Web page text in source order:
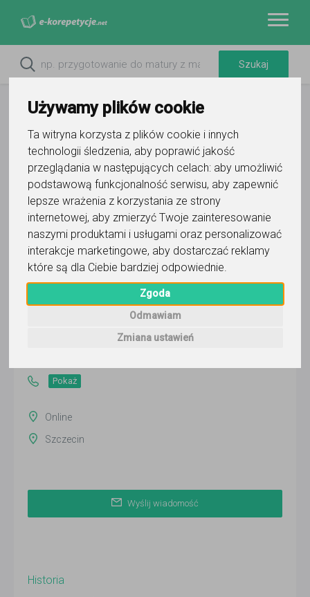
Używamy plików cookie
Ta witryna korzysta z plików cookie i innych
technologii śledzenia, aby poprawić jakość
przeglądania w następujących celach: aby umożliwić
podstawową funkcjonalność serwisu, aby zapewnić
lepsze wrażenia z korzystania ze strony
internetowej, aby zmierzyć Twoje zainteresowanie
naszymi produktami i usługami oraz personalizować
interakcje marketingowe, aby dostarczać reklamy
które są dla Ciebie bardziej odpowiednie.
Zgoda
Odmawiam
Zmiana ustawień
Do ulubionych
Oznacz wystąpienie kontaktu
Zuzanna Rejmann
Pokaż
Online
Szczecin
Wyślij wiadomość
Historia